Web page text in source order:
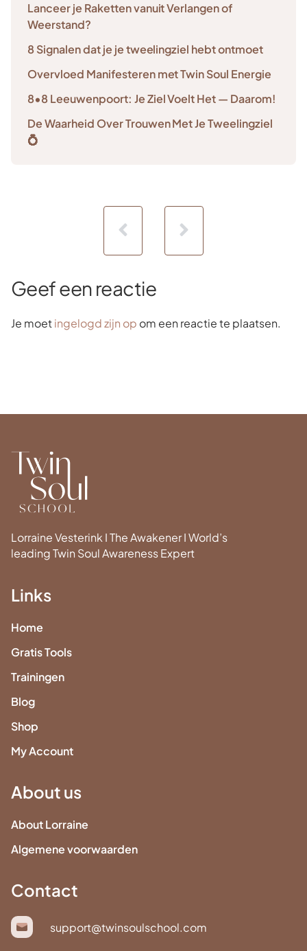
Lanceer je Raketten vanuit Verlangen of
Weerstand?
8 Signalen dat je je tweelingziel hebt ontmoet
Overvloed Manifesteren met Twin Soul Energie
8•8 Leeuwenpoort: Je Ziel Voelt Het — Daarom!
De Waarheid Over Trouwen Met Je Tweelingziel
💍
Geef een reactie
Je moetingelogd zijn op om een reactie te plaatsen.
Lorraine Vesterink I The Awakener I World’s
leading Twin Soul Awareness Expert
Links
Home
Gratis Tools
Trainingen
Blog
Shop
My Account
About us
About Lorraine
Algemene voorwaarden
Contact
support@twinsoulschool.com